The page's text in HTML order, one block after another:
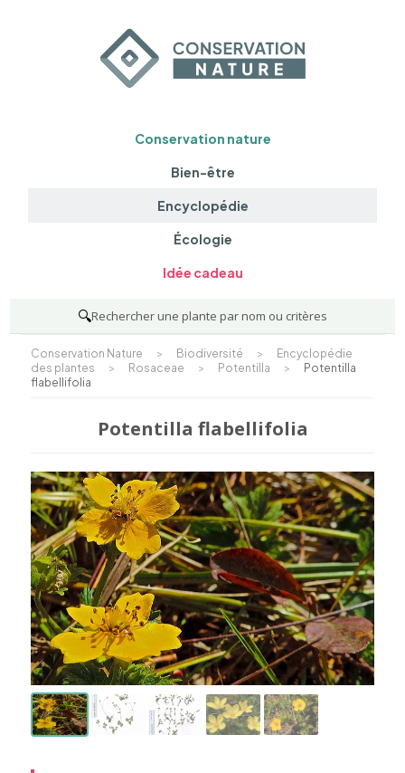
Conservation nature
Bien-être
Encyclopédie
Écologie
Idée cadeau
🔍Rechercher une plante par nom ou critères
Conservation Nature > Biodiversité >
Encyclopédie
des plantes
> Rosaceae > Potentilla >
Potentilla
flabellifolia
Potentilla flabellifolia